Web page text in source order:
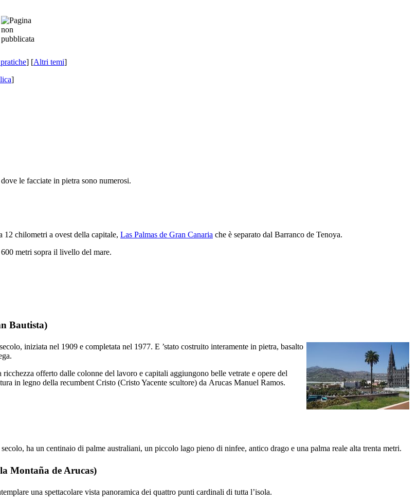
] [Altri temi]
]
le facciate in pietra sono numerosi.
12 chilometri a ovest della capitale, Las Palmas de Gran Canaria che è separato dal Barranco de Tenoya.
metri sopra il livello del mare.
Bautista)
secolo, iniziata nel 1909 e completata nel 1977. E ’stato costruito interamente in pietra, basalto
.
offerto dalle colonne del lavoro e capitali aggiungono belle vetrate e opere del
in legno della recumbent Cristo (Cristo Yacente scultore) da Arucas Manuel Ramos.
secolo, ha un centinaio di palme australiani, un piccolo lago pieno di ninfee, antico drago e una palma reale alta trenta metri.
Montaña de Arucas)
una spettacolare vista panoramica dei quattro punti cardinali di tutta l’isola.